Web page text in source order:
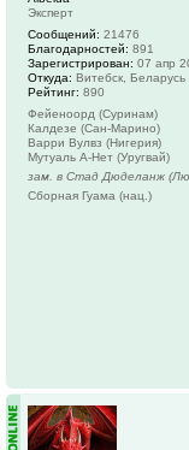
Эксперт
Сообщений: 21476
Благодарностей: 891
Зарегистрирован: 07 апр
Откуда: Витебск, Беларусь
Рейтинг: 890
Фейеноорд (Суринам)
Калдезе (Сан-Марино)
Варри Вулвз (Нигерия)
Мутуаль А-Нет (Уругвай)
зам. в Стад Дюделанж
Сборная Гуама (нац.)